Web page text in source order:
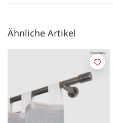
Ähnliche Artikel